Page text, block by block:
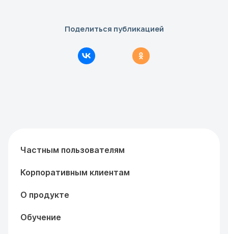
Поделиться публикацией
Частным пользователям
Корпоративным клиентам
О продукте
Обучение